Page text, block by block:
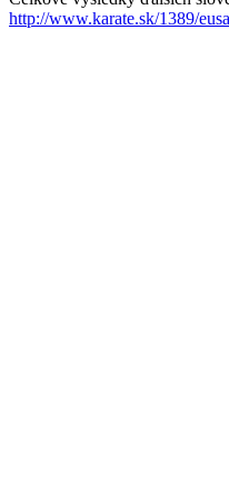
http://www.karate.sk/1389/